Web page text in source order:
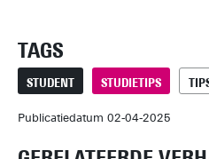
TAGS
STUDENT STUDIETIPS
Publicatiedatum 02-04-2025